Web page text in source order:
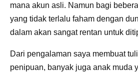
mana akun asli. Namun bagi
yang tidak terlalu faham dengan
dalam akan sangat rentan untuk
Dari pengalaman saya membuat
penipuan, banyak juga anak muda